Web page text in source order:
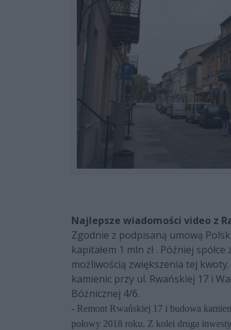
Najlepsze wiadomości video z
Zgodnie z podpisaną umową
kapitałem 1 mln zł . Później
możliwością zwiększenia tej
kamienic przy ul. Rwańskiej 17 i
Bóżnicznej 4/6.
- Remont Rwańskiej 17 i budowa
połowy 2018 roku. Z kolei druga